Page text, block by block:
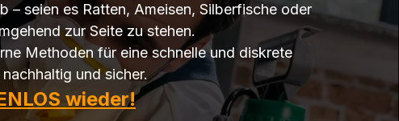
seien es Ratten, Ameisen, Silberfische oder
zur Seite zu stehen.
Methoden für eine schnelle und diskrete
und sicher.
wieder!